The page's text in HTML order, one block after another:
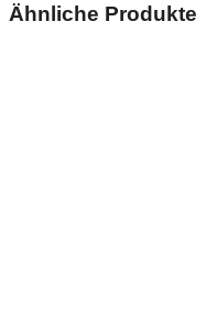
Ähnliche Produkte